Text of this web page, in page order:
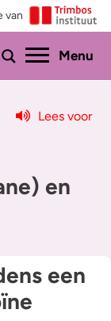
van
Menu
Lees voor
en
een